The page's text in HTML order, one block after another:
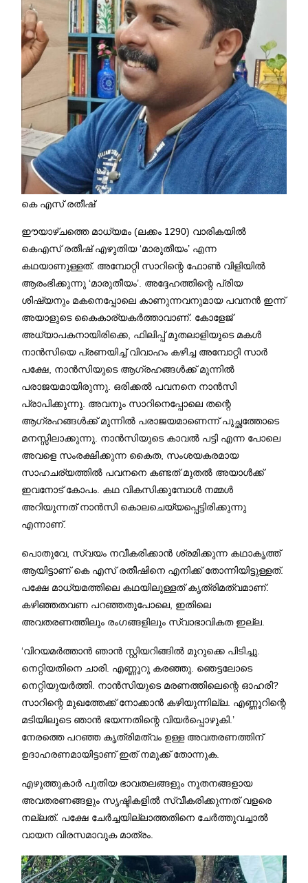
കെ എസ് രതീഷ്
ഈയാഴ്ചത്തെ മാധ്യമം (ലക്കം 1290) വാരികയിൽ
കെഎസ് രതീഷ് എഴുതിയ ‘മാരുതീയം’ എന്ന
കഥയാണുള്ളത്. അമ്പോറ്റി സാറിന്റെ ഫോൺ വിളിയിൽ
ആരംഭിക്കുന്നു ‘മാരുതീയം’. അദ്ദേഹത്തിന്റെ പ്രിയ
ശിഷ്യനും മകനെപ്പോലെ കാണുന്നവനുമായ പവനൻ ഇന്ന്
അയാളുടെ കൈകാര്യകർത്താവാണ്. കോളേജ്
അധ്യാപകനായിരിക്കെ, ഫിലിപ്പ് മുതലാളിയുടെ മകൾ
നാൻസിയെ പ്രണയിച്ച് വിവാഹം കഴിച്ച അമ്പോറ്റി സാർ
പക്ഷേ, നാൻസിയുടെ ആഗ്രഹങ്ങൾക്ക് മുന്നിൽ
പരാജയമായിരുന്നു. ഒരിക്കൽ പവനനെ നാൻസി
പ്രാപിക്കുന്നു. അവനും സാറിനെപ്പോലെ തന്റെ
ആഗ്രഹങ്ങൾക്ക് മുന്നിൽ പരാജയമാണെന്ന് പുച്ഛത്തോടെ
മനസ്സിലാക്കുന്നു. നാൻസിയുടെ കാവൽ പട്ടി എന്ന പോലെ
അവളെ സംരക്ഷിക്കുന്ന കൈത, സംശയകരമായ
സാഹചര്യത്തിൽ പവനനെ കണ്ടത് മുതൽ അയാൾക്ക്
ഇവനോട് കോപം. കഥ വികസിക്കുമ്പോൾ നമ്മൾ
അറിയുന്നത് നാൻസി കൊലചെയ്യപ്പെട്ടിരിക്കുന്നു
എന്നാണ്.
പൊതുവേ, സ്വയം നവീകരിക്കാൻ ശ്രമിക്കുന്ന കഥാകൃത്ത്
ആയിട്ടാണ് കെ എസ് രതീഷിനെ എനിക്ക് തോന്നിയിട്ടുള്ളത്.
പക്ഷേ മാധ്യമത്തിലെ കഥയിലുള്ളത് കൃത്രിമത്വമാണ്.
കഴിഞ്ഞതവണ പറഞ്ഞതുപോലെ, ഇതിലെ
അവതരണത്തിലും രംഗങ്ങളിലും സ്വാഭാവികത ഇല്ല.
‘വിറയമർത്താൻ ഞാൻ സ്റ്റിയറിങ്ങിൽ മുറുക്കെ പിടിച്ചു.
നെറ്റിയതിനെ ചാരി. എണ്ണൂറു കരഞ്ഞു. ഞെട്ടലോടെ
നെറ്റിയുയർത്തി. നാൻസിയുടെ മരണത്തിലെന്റെ ഓഹരി?
സാറിന്റെ മുഖത്തേക്ക് നോക്കാൻ കഴിയുന്നില്ല. എണ്ണൂറിന്റെ
മടിയിലൂടെ ഞാൻ ഭയന്നതിന്റെ വിയർപ്പൊഴുകി.’
നേരത്തെ പറഞ്ഞ കൃത്രിമത്വം ഉള്ള അവതരണത്തിന്
ഉദാഹരണമായിട്ടാണ് ഇത് നമുക്ക് തോന്നുക.
എഴുത്തുകാർ പുതിയ ഭാവതലങ്ങളും നൂതനങ്ങളായ
അവതരണങ്ങളും സൃഷ്ടികളിൽ സ്വീകരിക്കുന്നത് വളരെ
നല്ലത്. പക്ഷേ ചേർച്ചയില്ലാത്തതിനെ ചേർത്തുവച്ചാൽ
വായന വിരസമാവുക മാത്രം.